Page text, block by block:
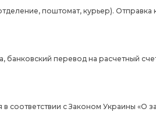
поштомат, курьер).
банковский перевод на расчетный
соответствии с Законом Украины «О